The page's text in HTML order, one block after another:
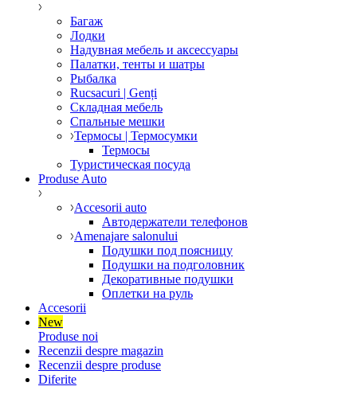
Багаж
Лодки
Надувная мебель и аксессуары
Палатки, тенты и шатры
Рыбалка
Rucsacuri | Genți
Складная мебель
Спальные мешки
Термосы | Термосумки
Термосы
Туристическая посуда
Produse Auto
Accesorii auto
Автодержатели телефонов
Amenajare salonului
Подушки под поясницу
Подушки на подголовник
Декоративные подушки
Оплетки на руль
Accesorii
New
Produse noi
Recenzii despre magazin
Recenzii despre produse
Diferite